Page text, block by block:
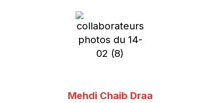
Mehdi Chaib Draa